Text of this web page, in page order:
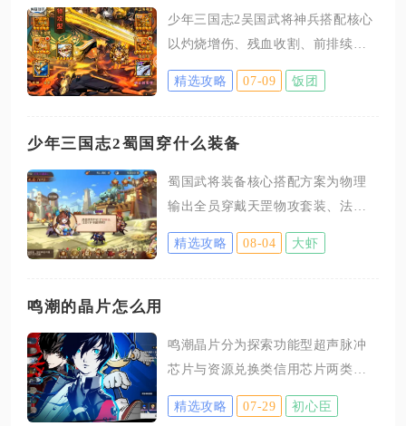
少年三国志2吴国武将神兵搭配核心
以灼烧增伤、残血收割、前排续
航、辅助保队为四大逻辑，灼烧输
出位统一搭配火云剑，收割核心选
将分配青龙刀、青釭剑，治疗控制
图，专属神兵优先给周瑜、陆逊、
孙策、甘宁提升阵容上限，平民无
专属神兵则用通用红金神兵过渡，
求。吴国灼烧体系是阵营核心输出
手段，陆逊、鲁肃、周瑜作为灼烧
精选攻略 07-09 饭团
少年三国志2蜀国穿什么装备
蜀国武将装备核心搭配方案为物理
输出全员穿戴天罡物攻套装、法系
谋士搭配卧龙计略套装、前排辅助
坦克选择玄武生存套装，每名核心
用套装过渡，资源充足后直接更换
红色天罡、卧龙毕业套装，整套搭
配适配蜀国高爆发、多回怒、强联
精选攻略 08-04 大虾
鸣潮的晶片怎么用
鸣潮晶片分为探索功能型超声脉冲
芯片与资源兑换类信用芯片两类，
前者用于地图淤泥解谜战斗破盾，
后者在限时商店兑换角色养成、抽
精选攻略 07-29 初心臣